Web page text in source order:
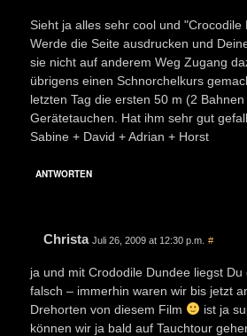
Sieht ja alles sehr cool und "Crocodile
Werde die Seite ausdrucken und
sie nicht auf anderem Weg Zugang
übrigens einen Schnorchelkurs
letzten Tag die ersten 50 m (2
Gerätetauchen. Hat ihm sehr gut
Sabine + David + Adrian + Horst
ANTWORTEN
Christa Juli 26, 2009 at 12:30 p.m. #
ja und mit Crododile Dundee liegst
falsch – immerhin waren wir bis jetzt
Drehorten von diesem Film
ist ja
können wir ja bald auf Tauchtour